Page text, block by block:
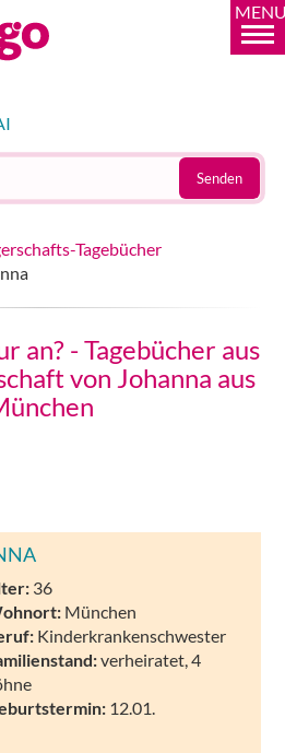
Senden
Tagebücher
an? - Tagebücher aus
von Johanna aus
36
München
Kinderkrankenschwester
verheiratet, 4
12.01.